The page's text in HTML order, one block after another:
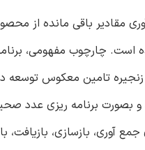
مقادیر باقی مانده از
است. چارچوب مفهومی،
زنجیره تامین معکوس توسعه
و بصورت برنامه ریزی عدد
بازسازی، بازیافت،